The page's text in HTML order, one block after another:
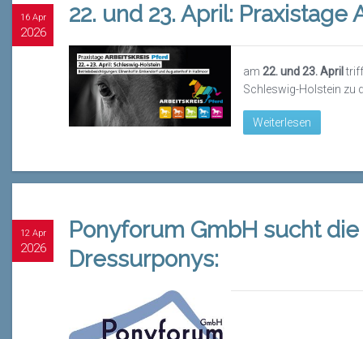
16 Apr
2026
22. und 23. April:
am 22. und23. April
Schleswig-Holstein zu
Weiterlesen
12 Apr
2026
Ponyforum GmbH sucht
Dressurponys: